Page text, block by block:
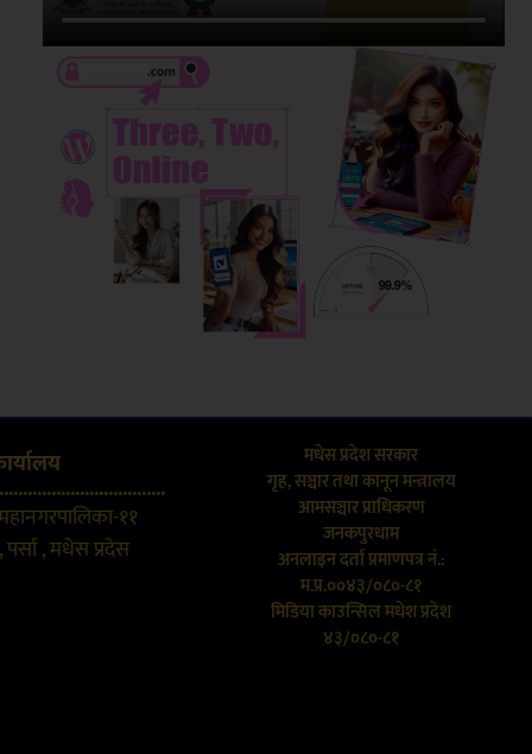
११
पर्सा , मधेस प्रदेस
मधेस प्रदेश सरकार
गृह, सञ्चार तथा कानून मन्त्रालय
आमसञ्चार प्राधिकरण
जनकपुरधाम
अनलाइन दर्ता प्रमाणपत्र नं.:
म.प्र.००४३/०८०-८१
मिडिया काउन्सिल मधेश प्रदेश
४३/०८०-८१